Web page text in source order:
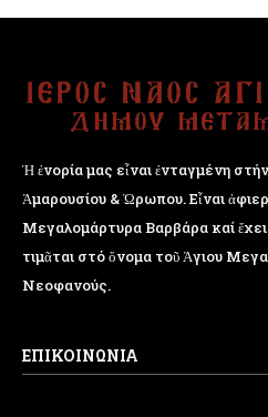
Ἡ ἐνορία μας εἶναι ἐνταγμένη
Ἁμαρουσίου & Ὠρωπου. Εἶναι
Μεγαλομάρτυρα Βαρβάρα καί
τιμᾶται στό ὄνομα τοῦ Ἁγιου
Νεοφανούς.
ΕΠΙΚΟΙΝΩΝΙΑ